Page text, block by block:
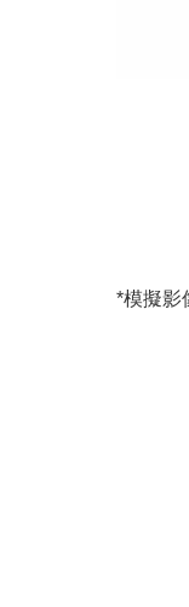
*模擬影